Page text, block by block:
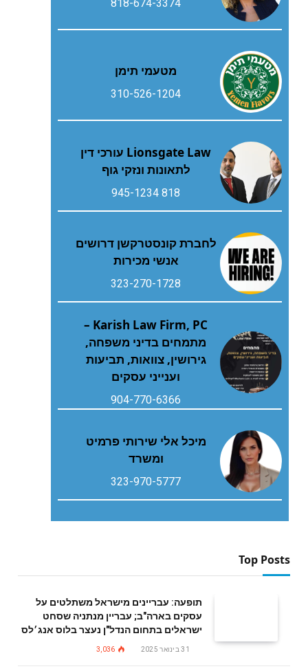
818-674-3374
מטעמי תימן
310-526-1204
Lionsgate Law עורכי דין
לתאונות ונזקי גוף
818 945-1234
לחברת קונסטרקשן דרושים
אנשי מכירות
323-270-1728
Karish Law Firm, PC –
מתמחים בדיני משפחה,
גירושין, צוואות, תביעות
וענייני עסקים
904-770-6366
מיכל אלי שירותי פרמיט
ומשרד
323-970-5777
Top Posts
תופעה: עבריינים מישראל משתלטים על
עסקים בארה"ב; עבריין מנתניה שסחט
ישראלים בתחום הנדל"ן נעצר בלוס אנג׳לס
31 בינואר 2025 3,036